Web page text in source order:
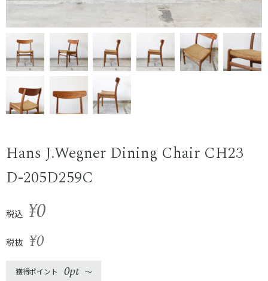
Hans J.Wegner Dining Chair CH23
D-205D259C
税込 ¥0
税抜 ¥0
獲得ポイント 0pt 〜